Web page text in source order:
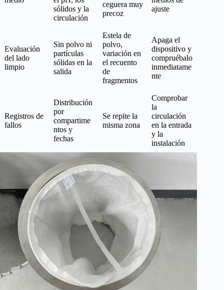
sólidos y la
circulación
ceguera muy
precoz
ajuste
Evaluación
del lado
limpio
Sin polvo ni
partículas
sólidas en la
salida
Estela de
polvo,
variación en
el recuento
de
fragmentos
Apaga el
dispositivo y
compruébalo
inmediatame
nte
Registros de
fallos
Distribución
por
compartime
ntos y
fechas
Se repite la
misma zona
Comprobar
la
circulación
en la entrada
y la
instalación